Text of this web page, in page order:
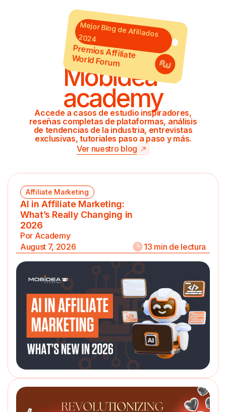
Mobidea
academy
Mejor Blog de Afiliados
2024
Premios Affiliate
World Forum
Accede a casos de estudio inspiradores,
reseñas completas de plataformas, análisis
de tendencias de la industria, entrevistas
exclusivas, tutoriales paso a paso y más.
Ver nuestro blog
Affiliate Marketing
AI in Affiliate Marketing:
What’s Really Changing in
2026
Por Academy
August 7, 2026
13 min de lectura